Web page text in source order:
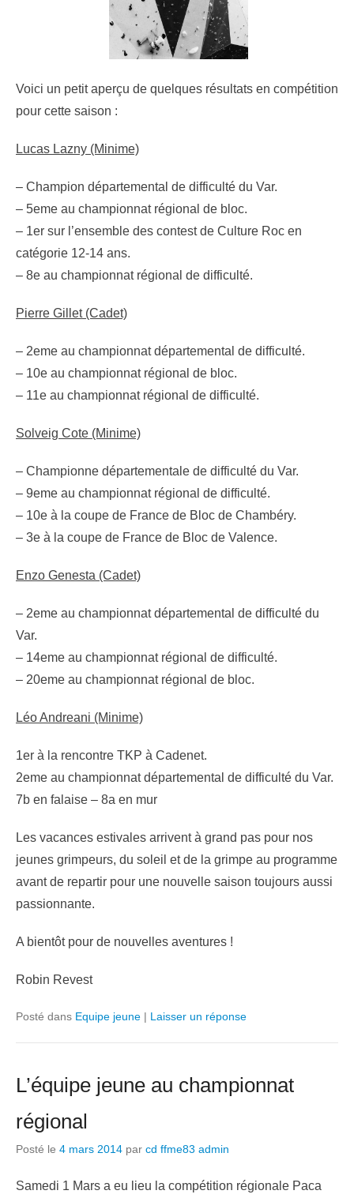
Voici un petit aperçu de quelques résultats en compétition
pour cette saison :
Lucas Lazny (Minime)
– Champion départemental de difficulté du Var.
– 5eme au championnat régional de bloc.
– 1er sur l’ensemble des contest de Culture Roc en
catégorie 12-14 ans.
– 8e au championnat régional de difficulté.
Pierre Gillet (Cadet)
– 2eme au championnat départemental de difficulté.
– 10e au championnat régional de bloc.
– 11e au championnat régional de difficulté.
Solveig Cote (Minime)
– Championne départementale de difficulté du Var.
– 9eme au championnat régional de difficulté.
– 10e à la coupe de France de Bloc de Chambéry.
– 3e à la coupe de France de Bloc de Valence.
Enzo Genesta (Cadet)
– 2eme au championnat départemental de difficulté du
Var.
– 14eme au championnat régional de difficulté.
– 20eme au championnat régional de bloc.
Léo Andreani (Minime)
1er à la rencontre TKP à Cadenet.
2eme au championnat départemental de difficulté du Var.
7b en falaise – 8a en mur
Les vacances estivales arrivent à grand pas pour nos
jeunes grimpeurs, du soleil et de la grimpe au programme
avant de repartir pour une nouvelle saison toujours aussi
passionnante.
A bientôt pour de nouvelles aventures !
Robin Revest
Posté dans Equipe jeune | Laisser un réponse
L’équipe jeune au championnat
régional
Posté le 4 mars 2014 par cd ffme83 admin
Samedi 1 Mars a eu lieu la compétition régionale Paca